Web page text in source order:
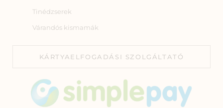
Tinédzserek
Várandós kismamák
KÁRTYAELFOGADÁSI SZOLGÁLTATÓ